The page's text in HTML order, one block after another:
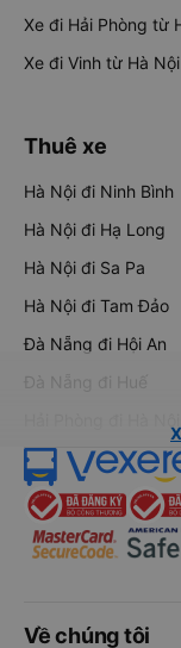
Xe đi Hải Phòng từ
Xe đi Vinh từ Hà Nội
Thuê xe
Hà Nội đi Ninh Bình
Hà Nội đi Hạ Long
Hà Nội đi Sa Pa
Hà Nội đi Tam Đảo
Đà Nẵng đi Hội An
Đà Nẵng đi Huế
Về chúng tôi